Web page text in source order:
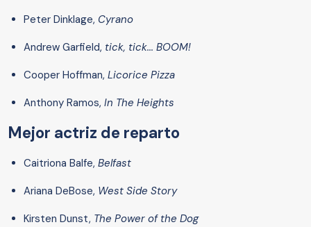
Peter Dinklage, Cyrano
Andrew Garfield, tick, tick... BOOM!
Cooper Hoffman, Licorice Pizza
Anthony Ramos, In The Heights
Mejor actriz de reparto
Caitriona Balfe, Belfast
Ariana DeBose, West Side Story
Kirsten Dunst, The Power of the Dog